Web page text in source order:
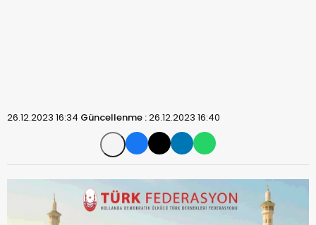
26.12.2023 16:34 Güncellenme :26.12.2023 16:40